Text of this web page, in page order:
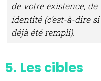
de votre existence,
identité (c’est-à-dire
déjà été rempli).
5. Les cibles